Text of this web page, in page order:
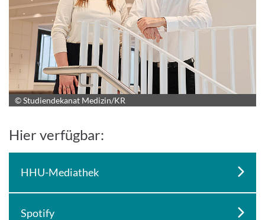
© Studiendekanat Medizin/KR
Hier verfügbar:
HHU-Mediathek
Spotify